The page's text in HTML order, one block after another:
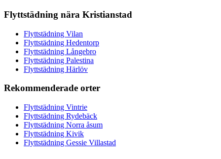
Flyttstädning nära Kristianstad
Flyttstädning Vilan
Flyttstädning Hedentorp
Flyttstädning Långebro
Flyttstädning Palestina
Flyttstädning Härlöv
Rekommenderade orter
Flyttstädning Vintrie
Flyttstädning Rydebäck
Flyttstädning Norra åsum
Flyttstädning Kivik
Flyttstädning Gessie Villastad